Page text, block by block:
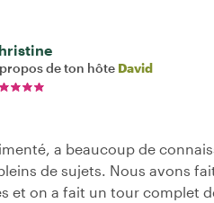
de ton hôte David
a beaucoup de
de sujets. Nous avons
et on a fait un tour complet